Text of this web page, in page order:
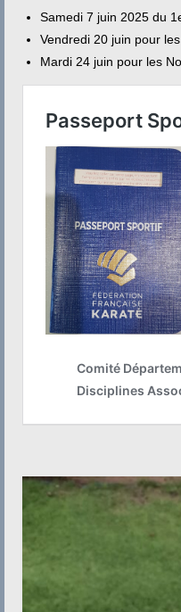
Contact
Samedi 7 juin 2025 du
Vendredi 20 juin pour les
Mardi 24 juin pour les